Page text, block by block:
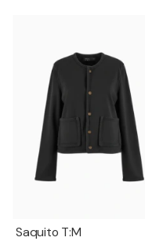
Saquito T:M